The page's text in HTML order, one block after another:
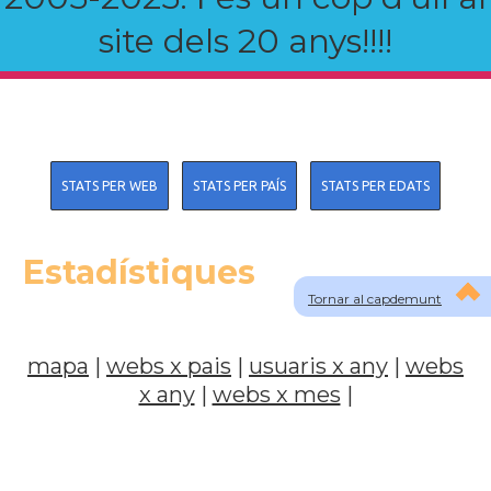
site dels 20 anys!!!!
Tornar al capdemunt
STATS PER WEB STATS PER PAÍS STATS PER EDATS
Estadístiques
mapa | webs x pais | usuaris x any | webs
x any| webs x mes |